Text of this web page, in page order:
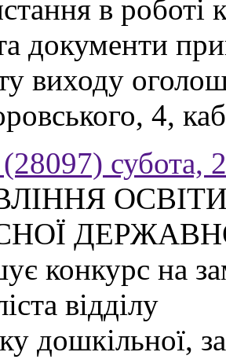
в роботі
документи
виходу
4,
субота,
конкурс на
відділу
дошкільної,